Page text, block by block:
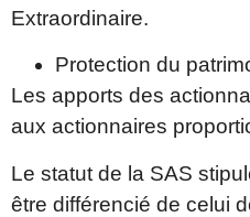
Extraordinaire.
Protection du
Les apports des
aux actionnaires
Le statut de la SAS
être différencié de celui